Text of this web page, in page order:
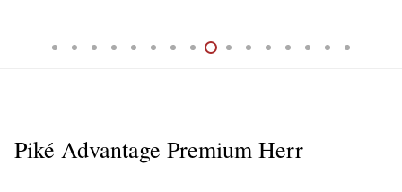
Piké Advantage Premium Herr